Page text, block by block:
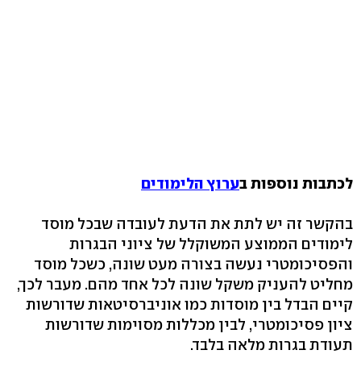
לכתבות נוספות בערוץ הלימודים
בהקשר זה יש לתת את הדעת לעובדה שבכל מוסד
לימודים הממוצע המשוקלל של ציוני הבגרות
והפסיכומטרי נעשה בצורה מעט שונה, כשכל מוסד
מחליט להעניק משקל שונה לכל אחד מהם. מעבר לכך,
קיים הבדל בין מוסדות כמו אוניברסיטאות שדורשות
ציון פסיכומטרי, לבין מכללות מסוימות שדורשות
תעודת בגרות מלאה בלבד.